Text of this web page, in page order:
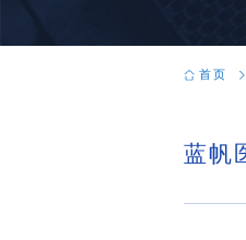
首页
蓝帆